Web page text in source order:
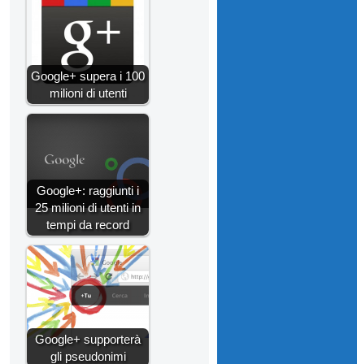
Google+ supera i 100
milioni di utenti
Google+: raggiunti i
25 milioni di utenti in
tempi da record
Google+ supporterà
gli pseudonimi